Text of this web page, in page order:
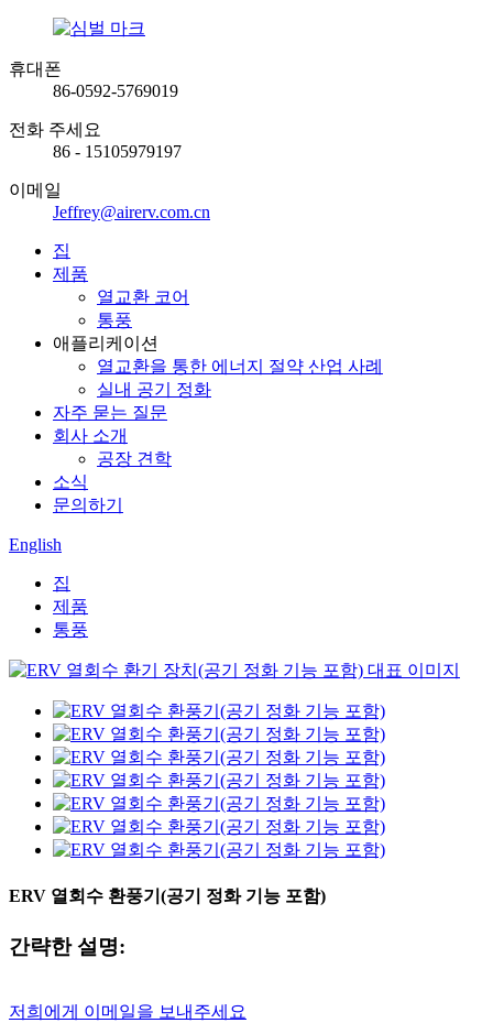
휴대폰
86-0592-5769019
전화 주세요
86 - 15105979197
이메일
Jeffrey@airerv.com.cn
집
제품
열교환 코어
통풍
애플리케이션
열교환을 통한 에너지 절약 산업 사례
실내 공기 정화
자주 묻는 질문
회사 소개
공장 견학
소식
문의하기
English
집
제품
통풍
ERV 열회수 환풍기(공기 정화 기능 포함)
간략한 설명:
저희에게 이메일을 보내주세요